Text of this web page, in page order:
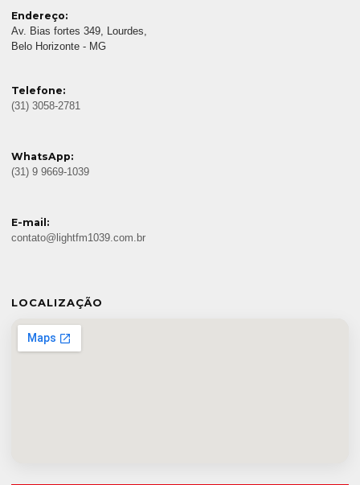
Endereço:
Av. Bias fortes 349, Lourdes,
Belo Horizonte - MG
Telefone:
(31) 3058-2781
WhatsApp:
(31) 9 9669-1039
E-mail:
contato@lightfm1039.com.br
LOCALIZAÇÃO